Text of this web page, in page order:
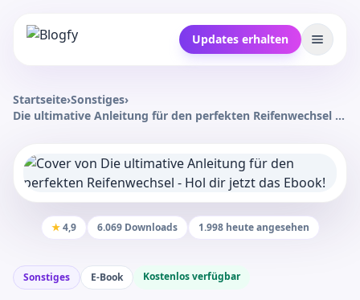
Updates erhalten
Startseite›Sonstiges›
Die ultimative Anleitung für den perfekten Reifenwechsel -
★4,9 6.069 Downloads 1.998 heute angesehen
Sonstiges E-Book Kostenlos verfügbar